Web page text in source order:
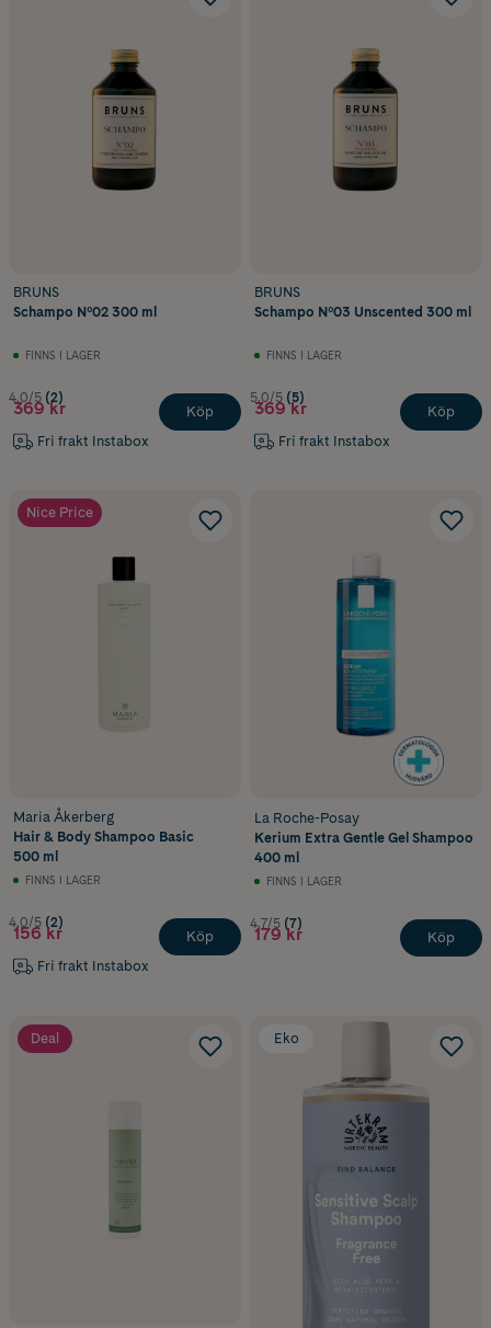
BRUNS
Schampo Nº02 300 ml
FINNS I LAGER
4.0/5 (2)
369 kr
Fri frakt Instabox
Köp
BRUNS
Schampo Nº03 Unscented 300 ml
FINNS I LAGER
5.0/5 (5)
369 kr
Fri frakt Instabox
Köp
Nice Price
Maria Åkerberg
Hair & Body Shampoo Basic
500 ml
FINNS I LAGER
4.0/5 (2)
156 kr
Fri frakt Instabox
Köp
La Roche-Posay
Kerium Extra Gentle Gel Shampoo
400 ml
FINNS I LAGER
4.7/5 (7)
179 kr Köp
Deal Eko